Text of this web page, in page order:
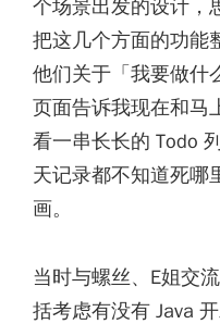
个场景出发的设计，
把这几个方面的功能
他们关于「我要做什
页面告诉我现在和马
看一串长长的 Todo
天记录都不知道死哪
画。
当时与螺丝、E姐交
括考虑有没有 Java